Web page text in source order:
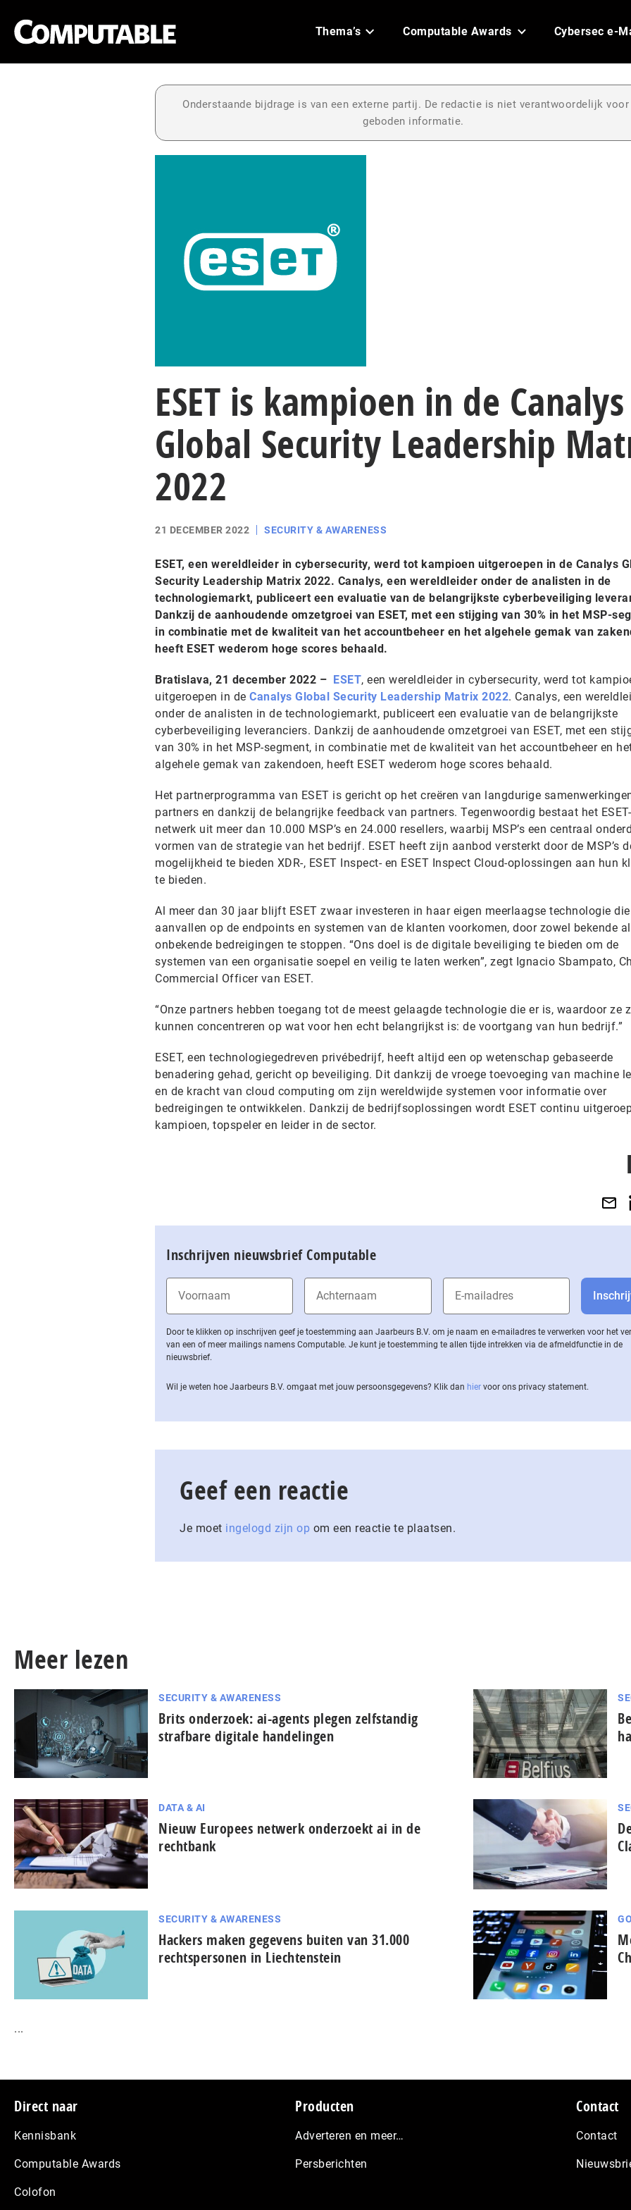
Thema’s Computable Awards Cybersec e-
Onderstaande bijdrage is van een externe partij. De redactie is niet verantwoordelijk voor
geboden informatie.
ESET is kampioen in de Canalys
Global Security Leadership
2022
21 DECEMBER 2022 SECURITY & AWARENESS
ESET, een wereldleider in cybersecurity, werd tot kampioen uitgeroepen in de Canalys
Security Leadership Matrix 2022. Canalys, een wereldleider onder de analisten in de
technologiemarkt, publiceert een evaluatie van de belangrijkste cyberbeveiliging
Dankzij de aanhoudende omzetgroei van ESET, met een stijging van 30% in het MSP-
in combinatie met de kwaliteit van het accountbeheer en het algehele gemak van
heeft ESET wederom hoge scores behaald.
Bratislava, 21 december 2022 – ESET, een wereldleider in cybersecurity, werd tot
uitgeroepen in de Canalys Global Security Leadership Matrix 2022. Canalys, een
onder de analisten in de technologiemarkt, publiceert een evaluatie van de belangrijkste
cyberbeveiliging leveranciers. Dankzij de aanhoudende omzetgroei van ESET, met een
van 30% in het MSP-segment, in combinatie met de kwaliteit van het accountbeheer en
algehele gemak van zakendoen, heeft ESET wederom hoge scores behaald.
Het partnerprogramma van ESET is gericht op het creëren van langdurige
partners en dankzij de belangrijke feedback van partners. Tegenwoordig bestaat het ESET-
netwerk uit meer dan 10.000 MSP’s en 24.000 resellers, waarbij MSP’s een centraal
vormen van de strategie van het bedrijf. ESET heeft zijn aanbod versterkt door de MSP’s
mogelijkheid te bieden XDR-, ESET Inspect- en ESET Inspect Cloud-oplossingen aan hun
te bieden.
Al meer dan 30 jaar blijft ESET zwaar investeren in haar eigen meerlaagse technologie die
aanvallen op de endpoints en systemen van de klanten voorkomen, door zowel bekende
onbekende bedreigingen te stoppen. “Ons doel is de digitale beveiliging te bieden om de
systemen van een organisatie soepel en veilig te laten werken”, zegt Ignacio Sbampato,
Commercial Officer van ESET.
“Onze partners hebben toegang tot de meest gelaagde technologie die er is, waardoor ze
kunnen concentreren op wat voor hen echt belangrijkst is: de voortgang van hun bedrijf.”
ESET, een technologiegedreven privébedrijf, heeft altijd een op wetenschap gebaseerde
benadering gehad, gericht op beveiliging. Dit dankzij de vroege toevoeging van machine
en de kracht van cloud computing om zijn wereldwijde systemen voor informatie over
bedreigingen te ontwikkelen. Dankzij de bedrijfsoplossingen wordt ESET continu
kampioen, topspeler en leider in de sector.
Inschrijven nieuwsbrief Computable
Door te klikken op inschrijven geef je toestemming aan Jaarbeurs B.V. om je naam en e-mailadres te verwerken voor het
van een of meer mailings namens Computable. Je kunt je toestemming te allen tijde intrekken via de af­meld­func­tie in de
nieuwsbrief.
Wil je weten hoe Jaarbeurs B.V. omgaat met jouw per­soons­ge­ge­vens? Klik dan hier voor ons privacy statement.
Geef een reactie
Je moet ingelogd zijn op om een reactie te plaatsen.
Meer lezen
SECURITY & AWARENESS
Brits onderzoek: ai-agents plegen zelfstandig
strafbare digitale handelingen
DATA & AI
Nieuw Europees netwerk onderzoekt ai in de
rechtbank
SECURITY & AWARENESS
Hackers maken gegevens buiten van 31.000
rechtspersonen in Liechtenstein
...
Footer
Direct naar
Kennisbank
Computable Awards
Colofon
Producten
Adverteren en meer…
Persberichten
Contact
Contact